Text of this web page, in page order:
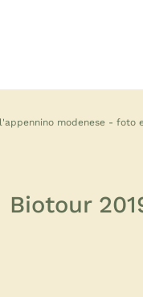
modenese - foto
Biotour